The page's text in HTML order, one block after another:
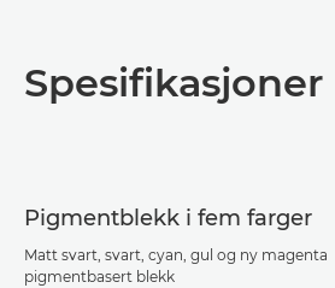
Spesifikasjoner
PDF-nedlasting
Spesifikasjoner
Pigmentblekk i fem farger
Matt svart, svart, cyan, gul og ny magenta
pigmentbasert blekk